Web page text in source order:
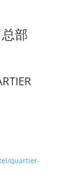
部
quartier-